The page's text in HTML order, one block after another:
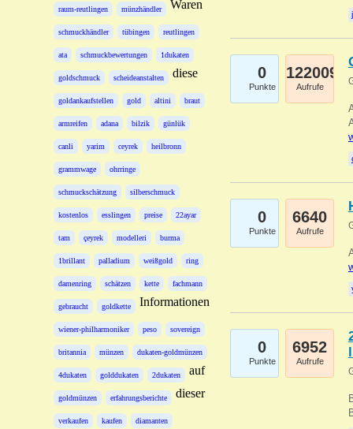
raum-reutlingen münzhändler
schmuckhändler tübingen reutlingen
ata schmuckbewertungen 1dukaten
goldschmuck scheideanstalten
goldankaufstellen gold altini braut
armreifen adana bilzik günlük
canli yarim ceyrek heilbronn
grammwage ohrringe
schmuckschätzung silberschmuck
kostenlos esslingen preise 22ayar
tam çeyrek modelleri burma
1brillant palladium weißgold ring
damenring schätzen kette fachmann
gebraucht goldkette
wiener-philharmoniker peso sovereign
britannia münzen dukaten-goldmünzen
4dukaten golddukaten 2dukaten
goldmünzen erfahrungsberichte
verkaufen kaufen diamanten
Waren
diese
Informationen
auf
dieser
0
Punkte
122009
Aufrufe
0
Punkte
6640
Aufrufe
0
Punkte
6952
Aufrufe